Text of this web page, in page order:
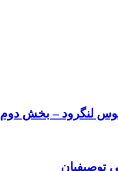
لنگرود – بخش دوم
توصیفیان